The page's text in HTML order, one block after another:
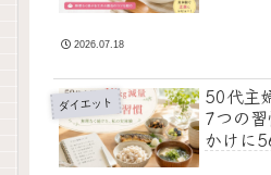
2026.07.18
ダイエット
50代主
7つの
かけに